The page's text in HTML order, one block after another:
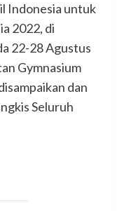
Indonesia untuk
2022, di
22-28 Agustus
Gymnasium
dan
Seluruh